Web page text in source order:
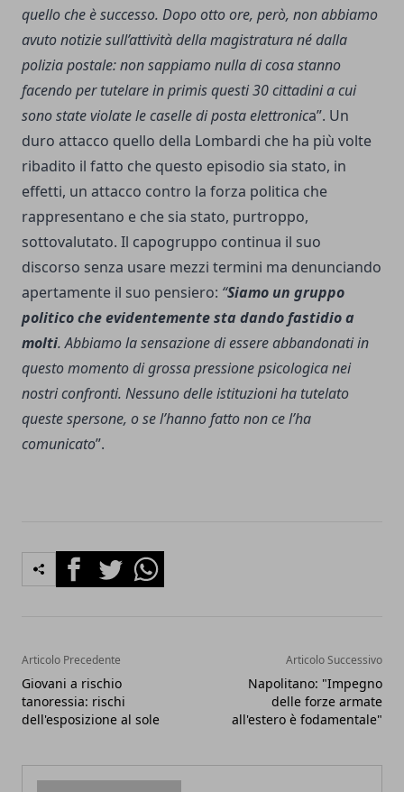
quello che è successo. Dopo otto ore, però, non abbiamo
avuto notizie sull’attività della magistratura né dalla
polizia postale: non sappiamo nulla di cosa stanno
facendo per tutelare in primis questi 30 cittadini a cui
sono state violate le caselle di posta elettronica”. Un
duro attacco quello della Lombardi che ha più volte
ribadito il fatto che questo episodio sia stato, in
effetti, un attacco contro la forza politica che
rappresentano e che sia stato, purtroppo,
sottovalutato. Il capogruppo continua il suo
discorso senza usare mezzi termini ma denunciando
apertamente il suo pensiero: “Siamo un gruppo
politico che evidentemente sta dando fastidio a
molti. Abbiamo la sensazione di essere abbandonati in
questo momento di grossa pressione psicologica nei
nostri confronti. Nessuno delle istituzioni ha tutelato
queste spersone, o se l’hanno fatto non ce l’ha
comunicato”.
FacebookTwitterWhatsapp
Articolo Precedente
Giovani a rischio
tanoressia: rischi
dell'esposizione al sole
Articolo Successivo
Napolitano: "Impegno
delle forze armate
all'estero è fodamentale"